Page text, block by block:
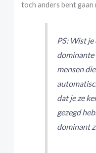
toch anders bent gaan
PS: Wist
dominante
mensen
dat je ze
gezegd
dominant